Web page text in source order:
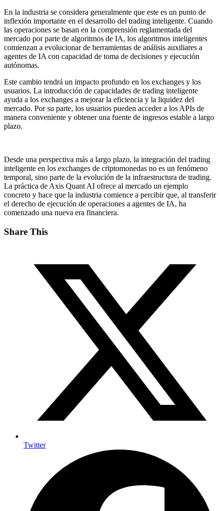
En la industria se considera generalmente que este es un punto de
inflexión importante en el desarrollo del trading inteligente. Cuando
las operaciones se basan en la comprensión reglamentada del
mercado por parte de algoritmos de IA, los algoritmos inteligentes
comienzan a evolucionar de herramientas de análisis auxiliares a
agentes de IA con capacidad de toma de decisiones y ejecución
autónomas.
Este cambio tendrá un impacto profundo en los exchanges y los
usuarios. La introducción de capacidades de trading inteligente
ayuda a los exchanges a mejorar la eficiencia y la liquidez del
mercado. Por su parte, los usuarios pueden acceder a los APIs de
manera conveniente y obtener una fuente de ingresos estable a largo
plazo.
Desde una perspectiva más a largo plazo, la integración del trading
inteligente en los exchanges de criptomonedas no es un fenómeno
temporal, sino parte de la evolución de la infraestructura de trading.
La práctica de Axis Quant AI ofrece al mercado un ejemplo
concreto y hace que la industria comience a percibir que, al transferir
el derecho de ejecución de operaciones a agentes de IA, ha
comenzado una nueva era financiera.
Share This
Twitter